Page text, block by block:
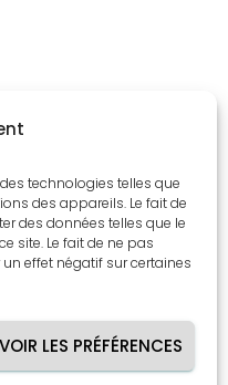
technologies telles que
des appareils. Le fait de
des données telles que le
site. Le fait de ne pas
effet négatif sur certaines
VOIR LES PRÉFÉRENCES